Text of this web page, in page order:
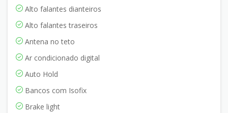
Alto falantes dianteiros
Alto falantes traseiros
Antena no teto
Ar condicionado digital
Auto Hold
Bancos com Isofix
Brake light